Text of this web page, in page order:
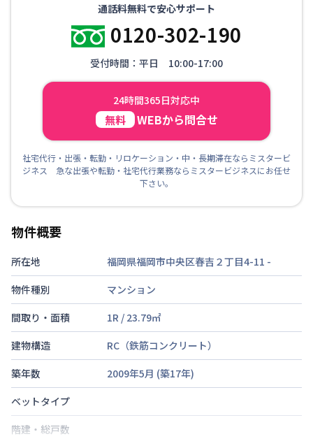
通話料無料で安心サポート
0120-302-190
受付時間：平日 10:00-17:00
24時間365日対応中
無料 WEBから問合せ
社宅代行・出張・転勤・リロケーション・中・長期滞在ならミスタービ
ジネス 急な出張や転勤・社宅代行業務ならミスタービジネスにお任せ
下さい。
物件概要
所在地 福岡県福岡市中央区春吉２丁目4-11 -
物件種別
マンション
間取り・面積
1R / 23.79㎡
建物構造
RC（鉄筋コンクリート）
築年数
2009年5月 (築17年)
ベットタイプ
階建・総戸数